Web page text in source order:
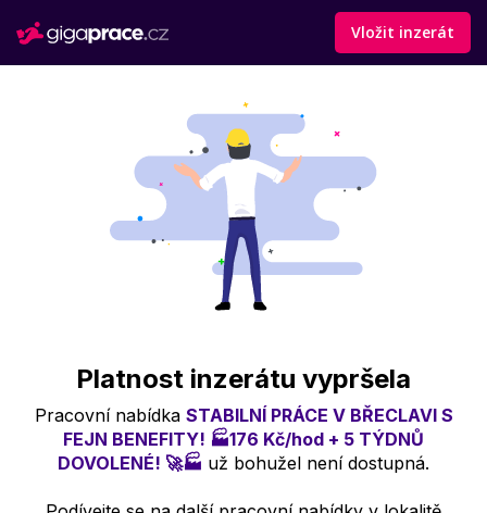
Vložit inzerát
Platnost inzerátu vypršela
Pracovní nabídka STABILNÍ PRÁCE V BŘECLAVI S
FEJN BENEFITY! 🏭176 Kč/hod + 5 TÝDNŮ
DOVOLENÉ! 🚀🏭 už bohužel není dostupná.